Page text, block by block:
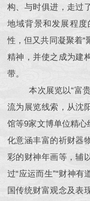
构、与时俱进，走过
地域背景和发展程
性，但又共同凝聚着“
精神，并使之成为建
带。
本次展览以“富
流为展览线索，从沈
馆等9家文博单位精
化意涵丰富的祈财器
彩的财神年画等，辅
过“应运而生”“财神有
国传统财富观念及表